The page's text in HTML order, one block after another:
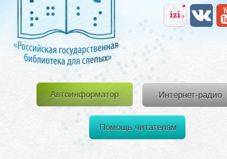
Автоинформатор Интернет-радио
Помощь читателям